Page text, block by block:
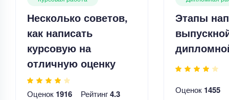
Несколько советов,
как написать
курсовую на
отличную оценку
Оценок 1916 Рейтинг4.3
Этапы
Оценок 1455